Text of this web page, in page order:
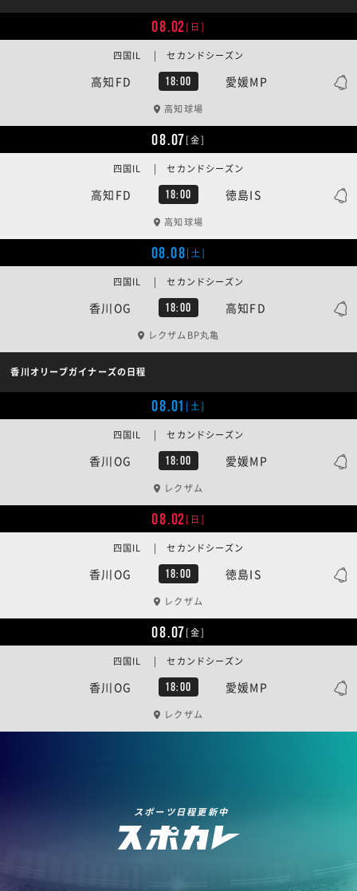
08.02[日]
高知FD 18:00 愛媛MP
四国IL | セカンドシーズン
高知球場
08.07[金]
高知FD 18:00 徳島IS
四国IL | セカンドシーズン
高知球場
08.08[土]
香川OG 18:00 高知FD
四国IL | セカンドシーズン
レクザムBP丸亀
香川オリーブガイナーズの日程
08.01 [土]
香川OG 18:00 愛媛MP
四国IL | セカンドシーズン
レクザム
08.02[日]
香川OG 18:00 徳島IS
四国IL | セカンドシーズン
レクザム
08.07[金]
香川OG 18:00 愛媛MP
四国IL | セカンドシーズン
レクザム
スポーツ日程更新中